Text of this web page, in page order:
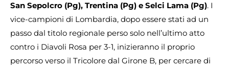
San Sepolcro (Pg), Trentina (Pg) e Selci Lama (Pg). I
vice-campioni di Lombardia, dopo essere stati ad un
passo dal titolo regionale perso solo nell’ultimo atto
contro i Diavoli Rosa per 3-1, inizieranno il proprio
percorso verso il Tricolore dal Girone B, per cercare di